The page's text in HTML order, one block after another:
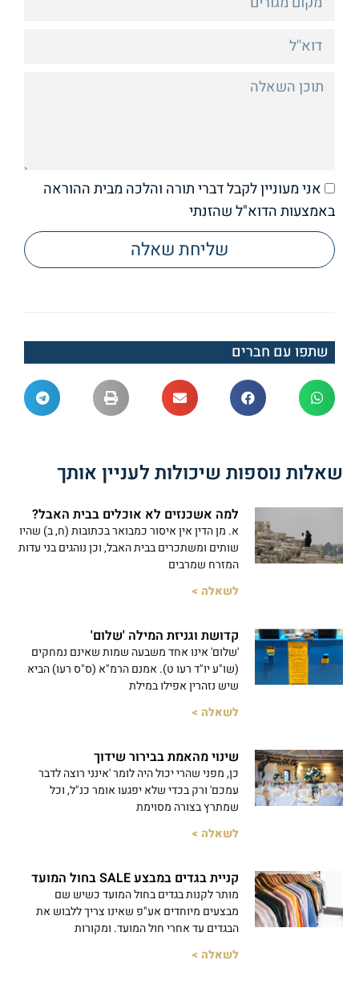
אני מעוניין לקבל דברי תורה והלכה מבית ההוראה
באמצעות הדוא"ל שהזנתי
שליחת שאלה
שתפו עם חברים
שאלות נוספות שיכולות לעניין אותך
למה אשכנזים לא אוכלים בבית האבל?
א. מן הדין אין איסור כמבואר בכתובות (ח, ב) שהיו
שותים ומשתכרים בבית האבל, וכן נוהגים בני עדות
המזרח שמרבים
לשאלה >
קדושת וגניזת המילה 'שלום'
'שלום' אינו אחד משבעה שמות שאינם נמחקים
(שו"ע יו"ד רעו ט). אמנם הרמ"א (ס"ס רעו) הביא
שיש נזהרין אפילו במילת
לשאלה >
שינוי מהאמת בבירור שידוך
כן, מפני שהרי יכול היה לומר 'אינני רוצה לדבר
עמכם' ורק בכדי שלא יפגעו אומר כנ"ל, וכל
שמתרץ בצורה מסוימת
לשאלה >
קניית בגדים במבצע SALE בחול המועד
מותר לקנות בגדים בחול המועד כשיש שם
מבצעים מיוחדים אע"פ שאינו צריך ללבוש את
הבגדים עד אחרי חול המועד. ומקורות
לשאלה >